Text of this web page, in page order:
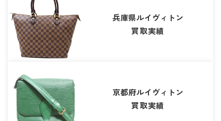
兵庫県ルイヴィトン
買取実績
京都府ルイヴィトン
買取実績